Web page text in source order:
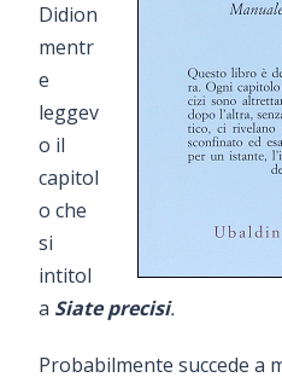
Didion
mentr
e
leggev
o il
capitol
o che
si
intitol
a Siate precisi.
Probabilmente succede a